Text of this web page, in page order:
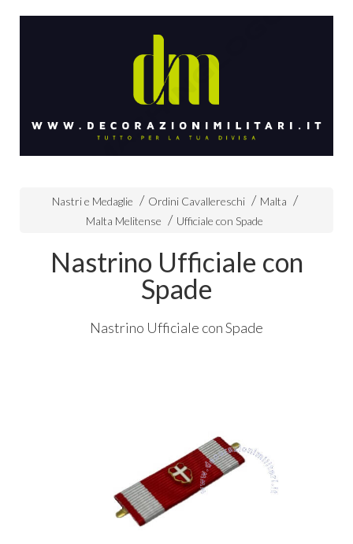
Nastri e Medaglie Ordini Cavallereschi
Malta
Malta Melitense
Ufficiale con Spade
Nastrino Ufficiale con
Spade
Nastrino Ufficiale con Spade